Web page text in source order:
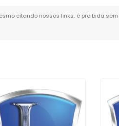
citando nossos links, é proibida